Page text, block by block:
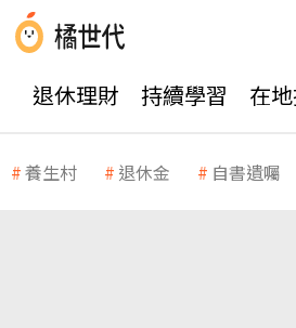
退休理財 持續學習 在
養生村 退休金 自書遺囑